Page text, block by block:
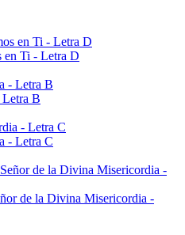
en Ti - Letra D
B
- Letra C
de la Divina Misericordia -